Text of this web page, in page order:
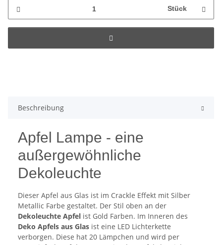
Stück
Beschreibung
Apfel Lampe - eine
außergewöhnliche
Dekoleuchte
Dieser Apfel aus Glas ist im Crackle Effekt mit Silber
Metallic Farbe gestaltet. Der Stil oben an der
Dekoleuchte Apfel ist Gold Farben. Im Inneren des
Deko Apfels aus Glas ist eine LED Lichterkette
verborgen. Diese hat 20 Lämpchen und wird per